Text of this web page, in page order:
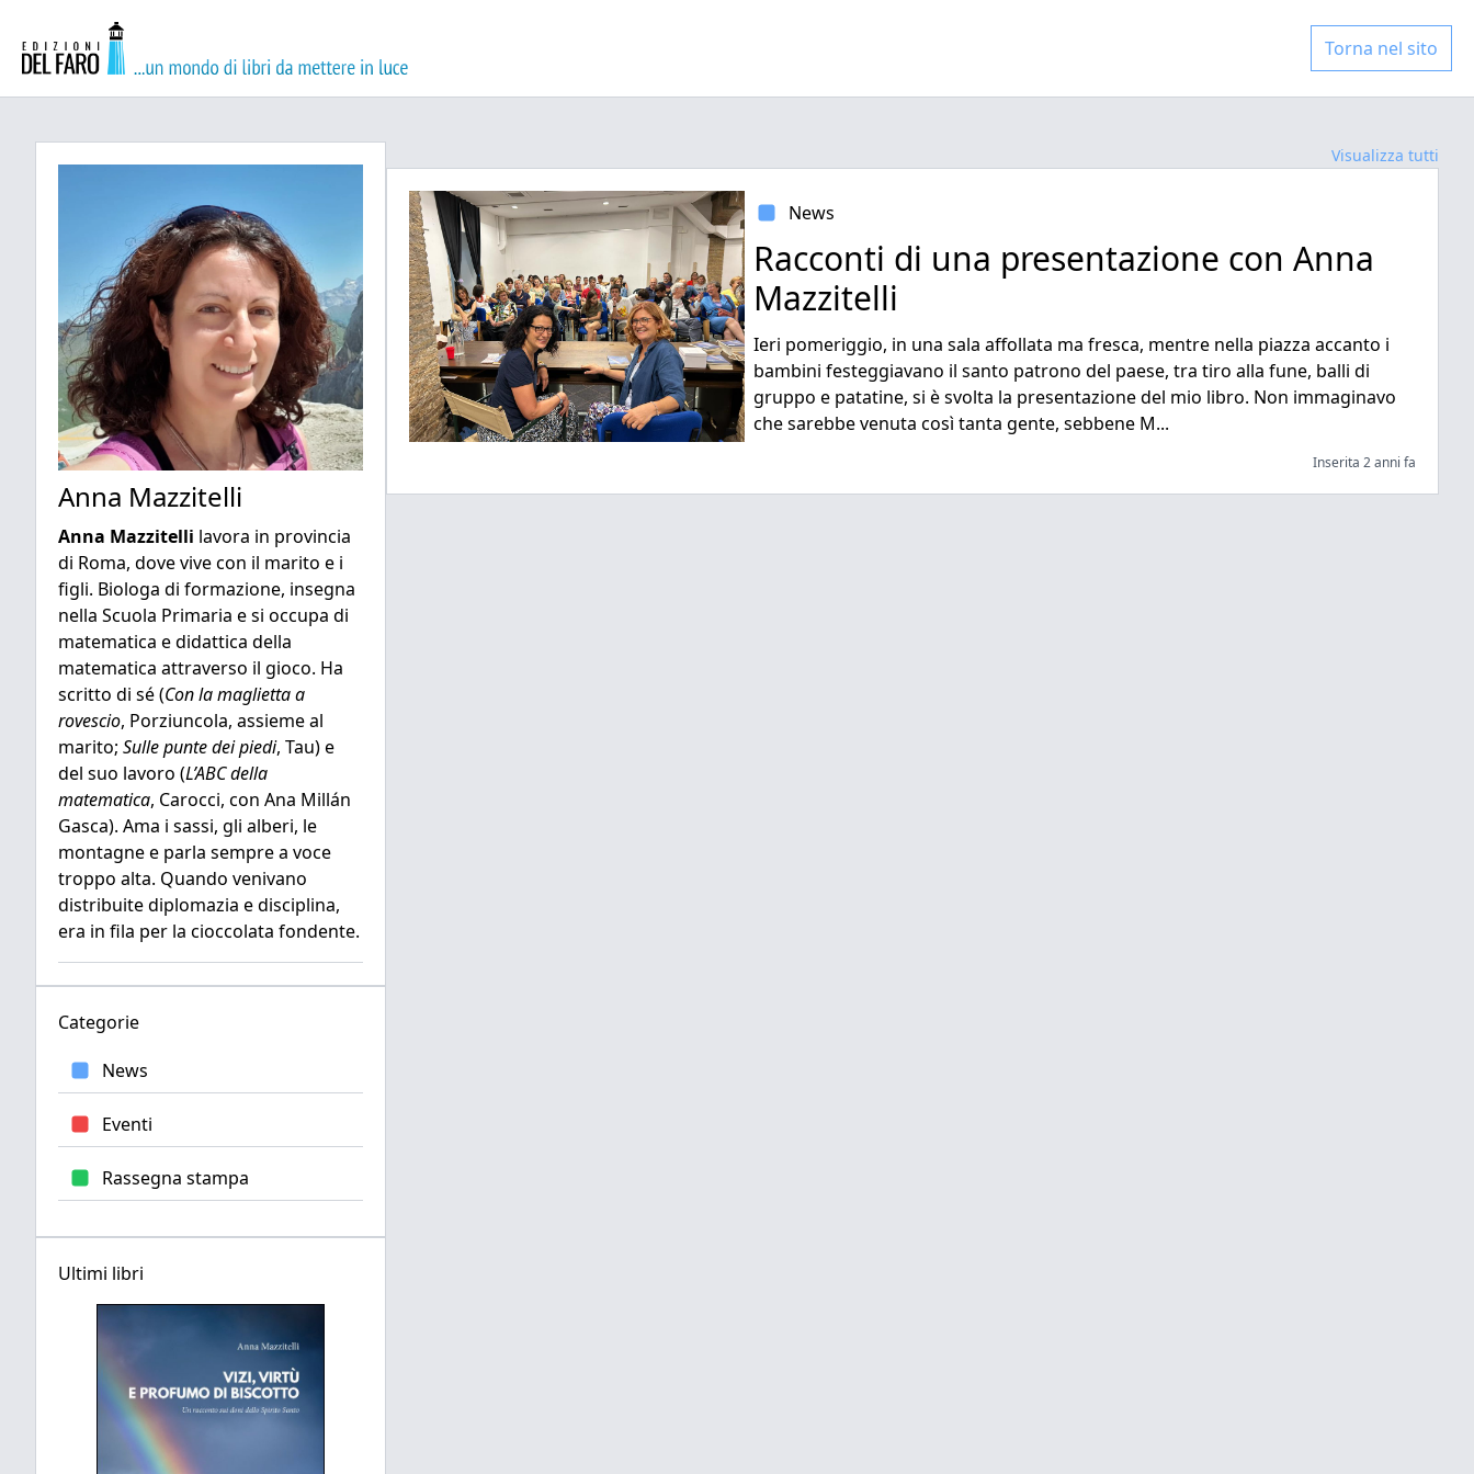
Torna nel sito
Anna Mazzitelli
Anna Mazzitelli lavora in provincia
di Roma, dove vive con il marito e i
figli. Biologa di formazione, insegna
nella Scuola Primaria e si occupa di
matematica e didattica della
matematica attraverso il gioco. Ha
scritto di sé (Con la maglietta a
rovescio, Porziuncola, assieme al
marito; Sulle punte dei piedi, Tau) e
del suo lavoro (L’ABC della
matematica, Carocci, con Ana Millán
Gasca). Ama i sassi, gli alberi, le
montagne e parla sempre a voce
troppo alta. Quando venivano
distribuite diplomazia e disciplina,
era in fila per la cioccolata fondente.
Categorie
News
Eventi
Rassegna stampa
Ultimi libri
Visualizza tutti
News
Racconti di una presentazione con Anna
Mazzitelli
Ieri pomeriggio, in una sala affollata ma fresca, mentre nella piazza accanto i
bambini festeggiavano il santo patrono del paese, tra tiro alla fune, balli di
gruppo e patatine, si è svolta la presentazione del mio libro. Non immaginavo
che sarebbe venuta così tanta gente, sebbene M...
Inserita 2 anni fa